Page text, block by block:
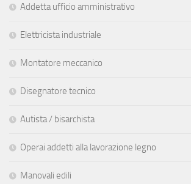
Addetta ufficio amministrativo
Elettricista industriale
Montatore meccanico
Disegnatore tecnico
Autista / bisarchista
Operai addetti alla lavorazione legno
Manovali edili